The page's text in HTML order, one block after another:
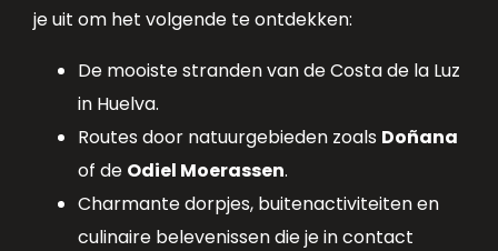
je uit om het volgende te ontdekken:
De mooiste stranden van de Costa de la Luz
in Huelva.
Routes door natuurgebieden zoals Doñana
of de Odiel Moerassen.
Charmante dorpjes, buitenactiviteiten en
culinaire belevenissen die je in contact